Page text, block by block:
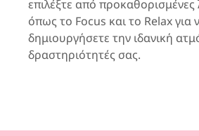
επιλέξτε από προκαθορισμένες
όπως το Focus και το Relax για
δημιουργήσετε την ιδανική
δραστηριότητές σας.